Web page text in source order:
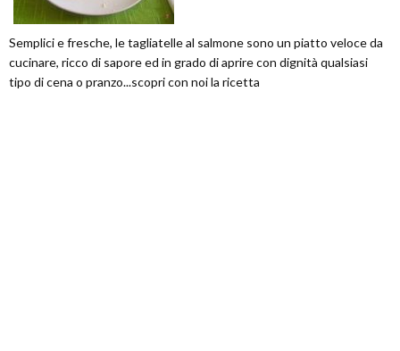
Semplici e fresche, le tagliatelle al salmone sono un piatto veloce da
cucinare, ricco di sapore ed in grado di aprire con dignità qualsiasi
tipo di cena o pranzo...scopri con noi la ricetta